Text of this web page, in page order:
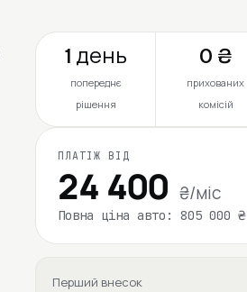
1 день
попереднє
рішення
0 ₴
прихованих
комісій
ПЛАТІЖ ВІД
24 400 ₴/міс
Повна ціна авто: 805 000 ₴
Перший внесок